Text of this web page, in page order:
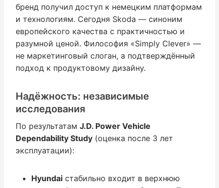
бренд получил доступ к немецким платформам
и технологиям. Сегодня Skoda — синоним
европейского качества с практичностью и
разумной ценой. Философия «Simply Clever» —
не маркетинговый слоган, а подтверждённый
подход к продуктовому дизайну.
Надёжность: независимые
исследования
По результатам J.D. Power Vehicle
Dependability Study (оценка после 3 лет
эксплуатации):
Hyundai стабильно входит в верхнюю